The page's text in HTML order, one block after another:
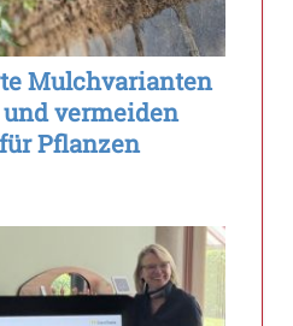
Mulchvarianten
vermeiden
Pflanzen